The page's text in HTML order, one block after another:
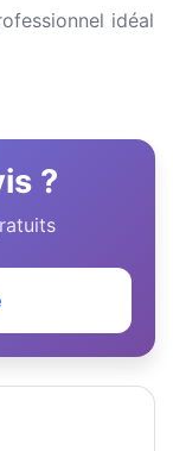
idéal
?